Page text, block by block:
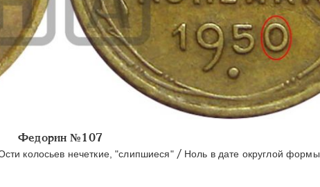
Федорин №107
колосьев нечеткие, "слипшиеся" /Ноль в дате округлой формы